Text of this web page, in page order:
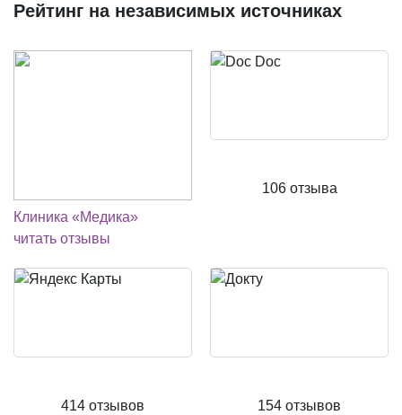
Рейтинг на независимых источниках
Клиника «Медика»
читать отзывы
106 отзыва
414 отзывов 154 отзывов